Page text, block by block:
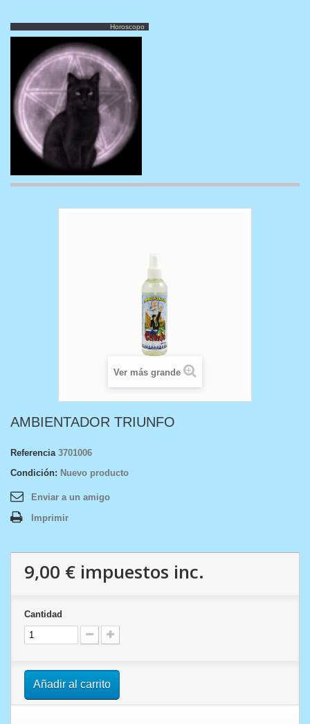
Horoscopo
Ver más grande
AMBIENTADOR TRIUNFO
Referencia 3701006
Condición: Nuevo producto
Enviar a un amigo
Imprimir
9,00 € impuestos inc.
Cantidad
Añadir al carrito